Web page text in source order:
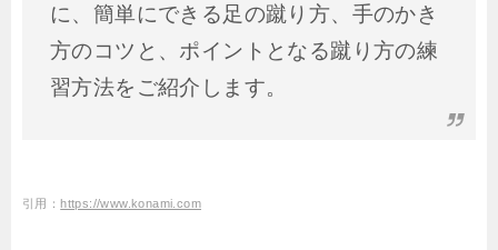
に、簡単にできる足の蹴り方、手のかき
方のコツと、ポイントとなる蹴り方の練
習方法をご紹介します。
引用：https://www.konami.com